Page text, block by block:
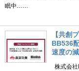
眠中……
【共創
BB536
速度の
株式会